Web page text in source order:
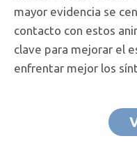
mayor evidencia se
contacto con estos
clave para mejorar el
enfrentar mejor los